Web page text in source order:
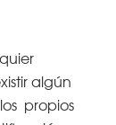
algún
propios